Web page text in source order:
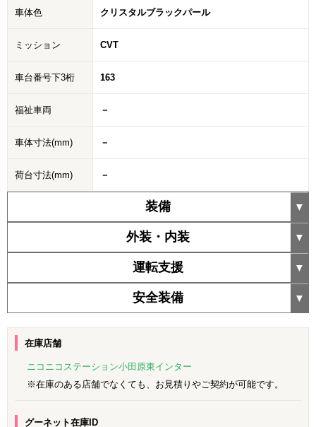
車体色 クリスタルブラックパール
ミッション CVT
車台番号下3桁 163
福祉車両 －
車体寸法(mm) －
荷台寸法(mm) －
装備
外装・内装
運転支援
安全装備
在庫店舗
ニコニコステーション小田原東インター
※在庫のある店舗でなくても、お見積りやご契約が可能です。
グーネット在庫ID